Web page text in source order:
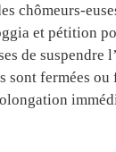
chômeurs-
et pétition
de suspendre
sont fermées